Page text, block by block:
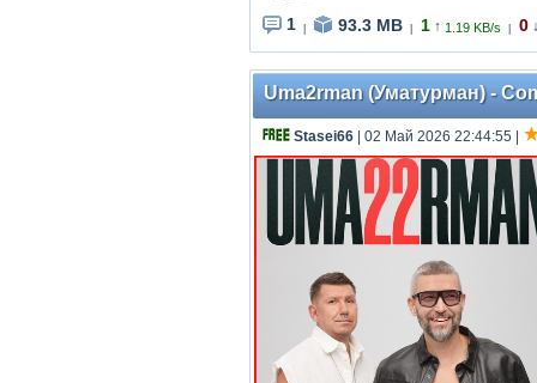
1 93.3 MB 1 ↑ 1.19 KB/s 0
Uma2rman (Уматурман) -
Stasei66 | 02 Май 2026 22:44:55